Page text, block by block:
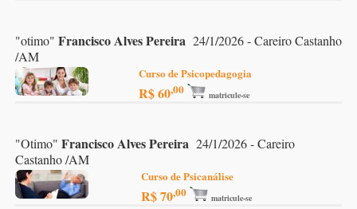
"otimo" Francisco Alves Pereira 24/1/2026 - Careiro Castanho
/AM
Curso de Psicopedagogia
R$ 60,00 matricule-se
"Otimo" Francisco Alves Pereira 24/1/2026 - Careiro
Castanho /AM
Curso de Psicanálise
R$ 70,00 matricule-se